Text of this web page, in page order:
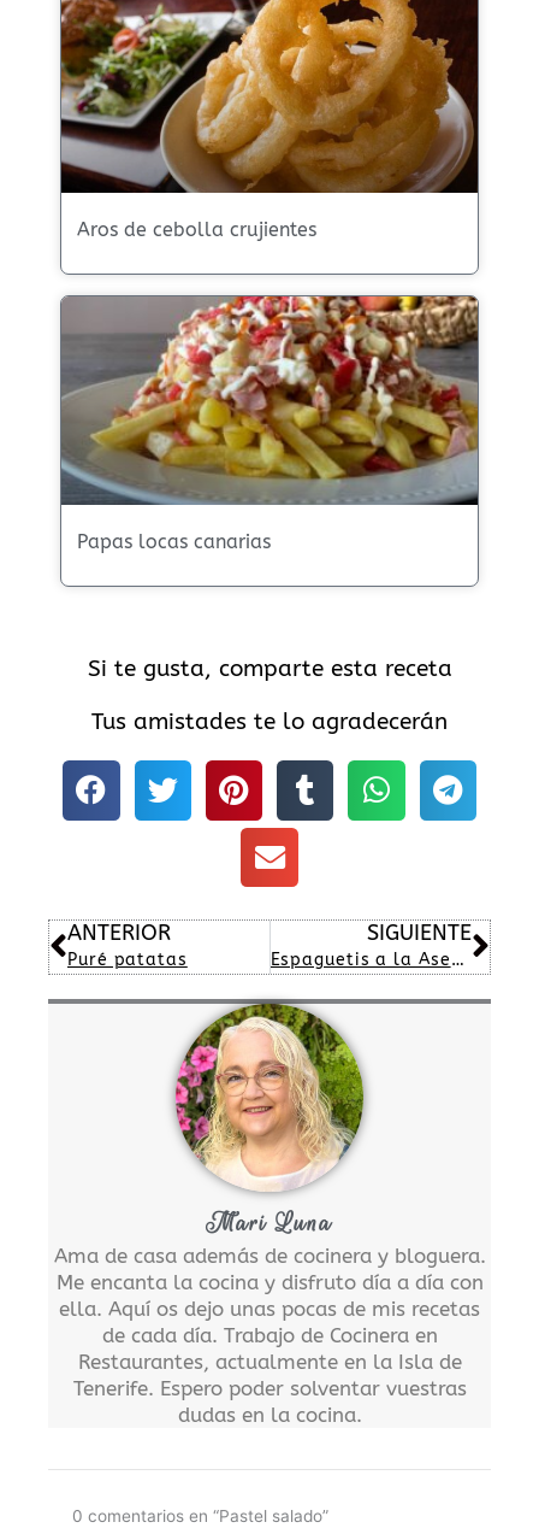
Aros de cebolla crujientes
Papas locas canarias
Si te gusta, comparte esta receta
Tus amistades te lo agradecerán
Ant
ANTERIOR
Puré patatas
SIGUIENTE
Espaguetis a la Asesina – Una Receta Divertida y Llena de Sabores
Mari Luna
Ama de casa además de cocinera y bloguera.
Me encanta la cocina y disfruto día a día con
ella. Aquí os dejo unas pocas de mis recetas
de cada día. Trabajo de Cocinera en
Restaurantes, actualmente en la Isla de
Tenerife. Espero poder solventar vuestras
dudas en la cocina.
0 comentarios en “Pastel salado”